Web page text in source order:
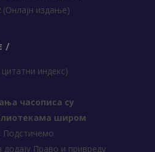
(Онлајн издање)
/
индекс)
часописа су
широм
Подстичемо
Право и привреду